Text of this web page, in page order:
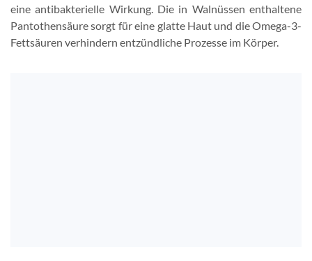
eine antibakterielle Wirkung. Die in Walnüssen enthaltene
Pantothensäure sorgt für eine glatte Haut und die Omega-3-
Fettsäuren verhindern entzündliche Prozesse im Körper.